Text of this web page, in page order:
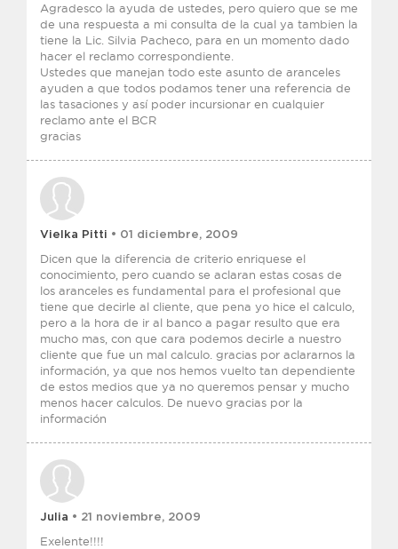
Agradesco la ayuda de ustedes, pero quiero que se me
de una respuesta a mi consulta de la cual ya tambien la
tiene la Lic. Silvia Pacheco, para en un momento dado
hacer el reclamo correspondiente.
Ustedes que manejan todo este asunto de aranceles
ayuden a que todos podamos tener una referencia de
las tasaciones y así poder incursionar en cualquier
reclamo ante el BCR
gracias
Vielka Pitti • 01 diciembre, 2009
Dicen que la diferencia de criterio enriquese el
conocimiento, pero cuando se aclaran estas cosas de
los aranceles es fundamental para el profesional que
tiene que decirle al cliente, que pena yo hice el calculo,
pero a la hora de ir al banco a pagar resulto que era
mucho mas, con que cara podemos decirle a nuestro
cliente que fue un mal calculo. gracias por aclararnos la
información, ya que nos hemos vuelto tan dependiente
de estos medios que ya no queremos pensar y mucho
menos hacer calculos. De nuevo gracias por la
información
Julia • 21 noviembre, 2009
Exelente!!!!